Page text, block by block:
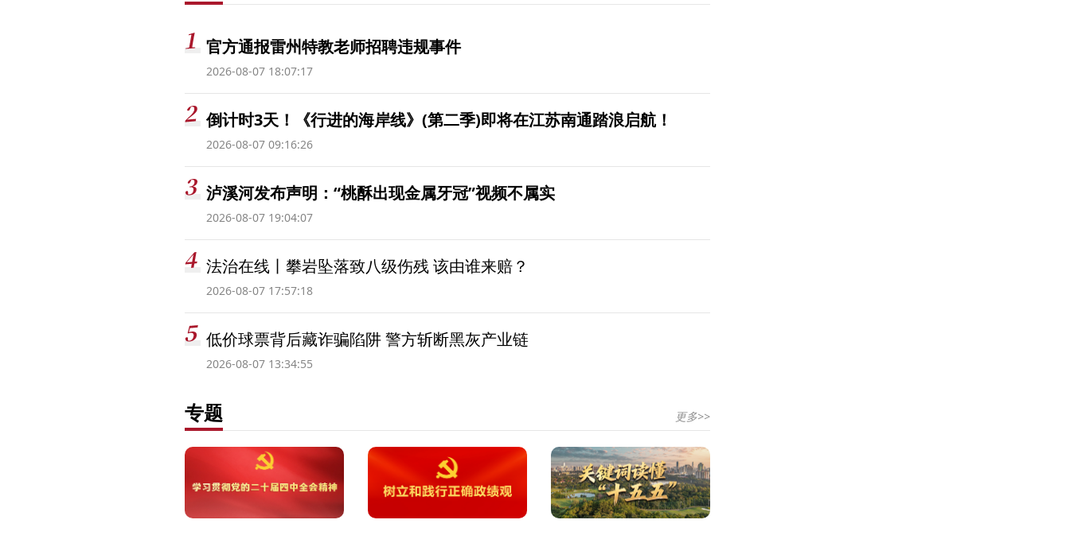
官方通报雷州特教老师招聘违规事件
2026-08-07 18:07:17
倒计时3天！《行进的海岸线》(第二季)即将在江苏南通踏浪启航！
2026-08-07 09:16:26
泸溪河发布声明：“桃酥出现金属牙冠”视频不属实
2026-08-07 19:04:07
法治在线丨攀岩坠落致八级伤残 该由谁来赔？
2026-08-07 17:57:18
低价球票背后藏诈骗陷阱 警方斩断黑灰产业链
2026-08-07 13:34:55
专题 更多>>